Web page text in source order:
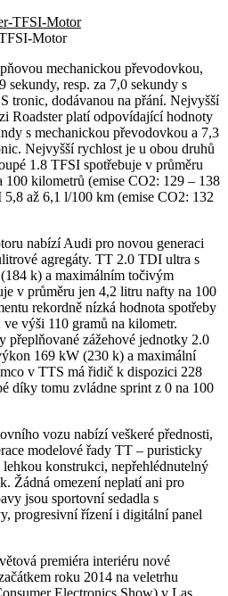
Motor
mechanickou převodovkou,
sekundy, resp. za 7,0 sekundy s
tronic, dodávanou na přání. Nejvyšší
Roadster platí odpovídající hodnoty
s mechanickou převodovkou a 7,3
Nejvyšší rychlost je u obou druhů
1.8 TFSI spotřebuje v průměru
100 kilometrů (emise CO2: 129 – 138
až 6,1 l/100 km (emise CO2: 132
nabízí Audi pro novou generaci
agregáty. TT 2.0 TDI ultra s
k) a maximálním točivým
v průměru jen 4,2 litru nafty na 100
rekordně nízká hodnota spotřeby
výši 110 gramů na kilometr.
přeplňované zážehové jednotky 2.0
169 kW (230 k) a maximální
v TTS má řidič k dispozici 228
díky tomu zvládne sprint z 0 na 100
vozu nabízí veškeré přednosti,
modelové řady TT – puristicky
konstrukci, nepřehlédnutelný
Žádná omezení neplatí ani pro
jsou sportovní sedadla s
progresivní řízení i digitální panel
premiéra interiéru nové
roku 2014 na veletrhu
Electronics Show) v Las